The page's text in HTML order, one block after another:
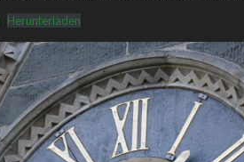
Herunterladen